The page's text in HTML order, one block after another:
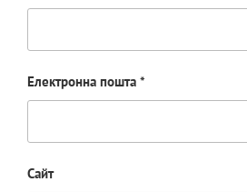
Електронна пошта *
Сайт